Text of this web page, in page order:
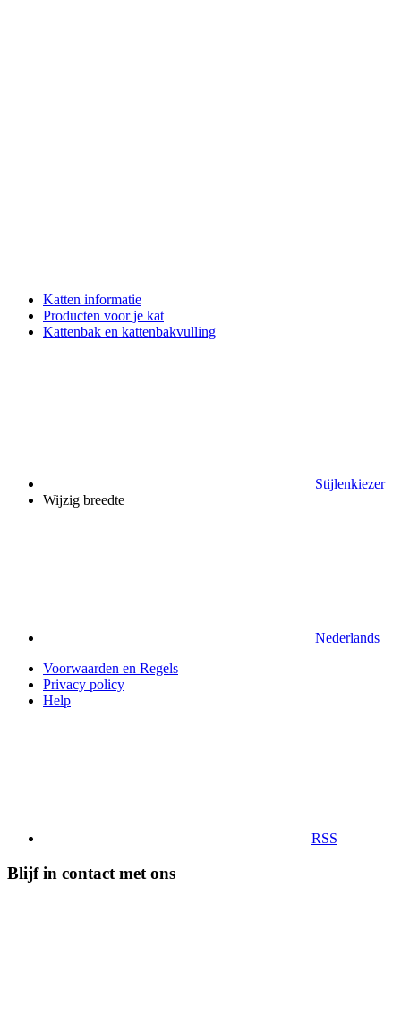
Katten informatie
Producten voor je kat
Kattenbak en kattenbakvulling
Stijlenkiezer
Wijzig breedte
Nederlands
Voorwaarden en Regels
Privacy policy
Help
RSS
Blijf in contact met ons